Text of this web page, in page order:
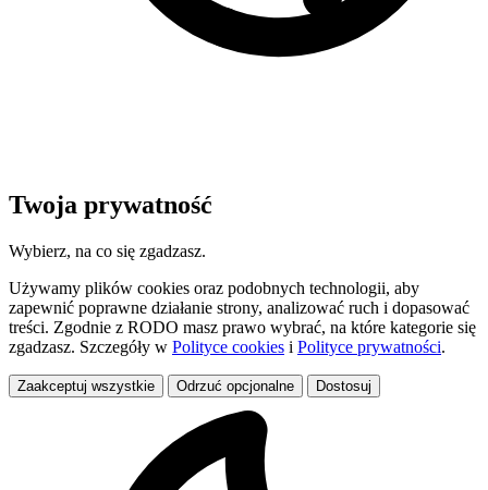
Twoja prywatność
Wybierz, na co się zgadzasz.
Używamy plików cookies oraz podobnych technologii, aby
zapewnić poprawne działanie strony, analizować ruch i dopasować
treści. Zgodnie z RODO masz prawo wybrać, na które kategorie się
zgadzasz. Szczegóły w Polityce cookies i Polityce prywatności.
Zaakceptuj wszystkie Odrzuć opcjonalne Dostosuj